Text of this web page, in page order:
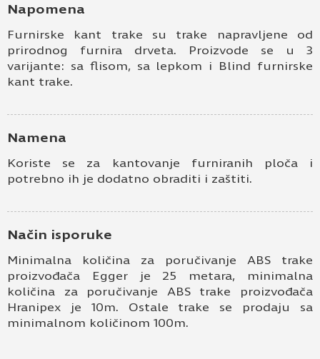
Kontakt telefon
Prihvatam Uslove korišćenja i Politiku
elektronske pošte.
Pošaljite UPIT
Napomena
Furnirske kant trake su trake napravljene od
prirodnog furnira drveta. Proizvode se u 3
varijante: sa flisom, sa lepkom i Blind furnirske
kant trake.
Namena
Koriste se za kantovanje furniranih ploča i
potrebno ih je dodatno obraditi i zaštiti.
Način isporuke
Minimalna količina za poručivanje ABS trake
proizvođača Egger je 25 metara, minimalna
količina za poručivanje ABS trake proizvođača
Hranipex je 10m. Ostale trake se prodaju sa
minimalnom količinom 100m.